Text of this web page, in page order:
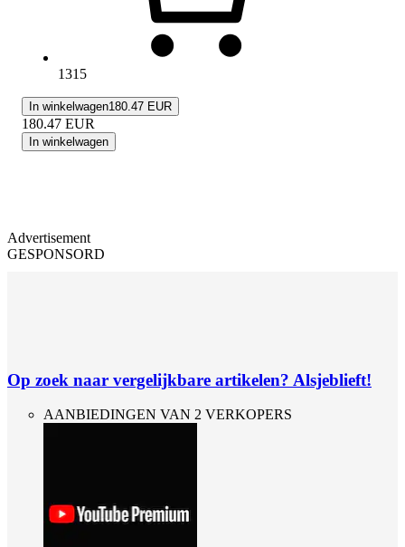
1315
In winkelwagen180.47 EUR
180.47 EUR
In winkelwagen
Advertisement
GESPONSORD
Op zoek naar vergelijkbare artikelen? Alsjeblieft!
AANBIEDINGEN VAN 2 VERKOPERS